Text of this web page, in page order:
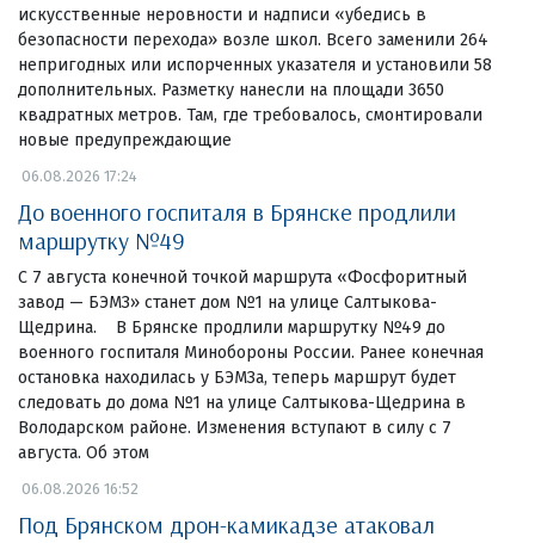
искусственные неровности и надписи «убедись в
безопасности перехода» возле школ. Всего заменили 264
непригодных или испорченных указателя и установили 58
дополнительных. Разметку нанесли на площади 3650
квадратных метров. Там, где требовалось, смонтировали
новые предупреждающие
06.08.2026 17:24
До военного госпиталя в Брянске продлили
маршрутку №49
С 7 августа конечной точкой маршрута «Фосфоритный
завод — БЭМЗ» станет дом №1 на улице Салтыкова-
Щедрина. В Брянске продлили маршрутку №49 до
военного госпиталя Минобороны России. Ранее конечная
остановка находилась у БЭМЗа, теперь маршрут будет
следовать до дома №1 на улице Салтыкова-Щедрина в
Володарском районе. Изменения вступают в силу с 7
августа. Об этом
06.08.2026 16:52
Под Брянском дрон-камикадзе атаковал